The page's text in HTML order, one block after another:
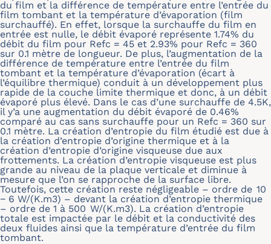
du film et la différence de température entre l’entrée du
film tombant et la température d’évaporation (film
surchauffé). En effet, lorsque la surchauffe du film en
entrée est nulle, le débit évaporé représente 1.74% du
débit du film pour Refc = 45 et 2.93% pour Refc = 360
sur 0.1 mètre de longueur. De plus, l’augmentation de la
différence de température entre l’entrée du film
tombant et la température d’évaporation (écart à
l’équilibre thermique) conduit à un développement plus
rapide de la couche limite thermique et donc, à un débit
évaporé plus élevé. Dans le cas d’une surchauffe de 4.5K,
il y’a une augmentation du débit évaporé de 0.46%
comparé au cas sans surchauffe pour un Refc = 360 sur
0.1 mètre. La création d’entropie du film étudié est due à
la création d’entropie d’origine thermique et à la
création d’entropie d’origine visqueuse due aux
frottements. La création d’entropie visqueuse est plus
grande au niveau de la plaque verticale et diminue à
mesure que l’on se rapproche de la surface libre.
Toutefois, cette création reste négligeable – ordre de 10
− 6 W/(K.m3) – devant la création d’entropie thermique
– ordre de 1 à 500 W/(K.m3). La création d’entropie
totale est impactée par le débit et la conductivité des
deux fluides ainsi que la température d’entrée du film
tombant.